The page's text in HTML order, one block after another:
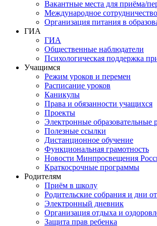
Вакантные места для приёма/
Международное сотрудничество
Организация питания в
ГИА
ГИА
Общественные наблюдатели
Психологическая поддержка
Учащимся
Режим уроков и перемен
Расписание уроков
Каникулы
Права и обязанности учащихся
Проекты
Электронные образовательные
Полезные ссылки
Дистанционное обучение
Функциональная грамотность
Новости Минпросвещения
Краткосрочные программы
Родителям
Приём в школу
Родительские собрания и дни
Электронный дневник
Организация отдыха и
Защита прав ребенка